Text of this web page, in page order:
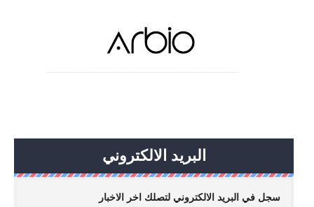
البريد الالكتروني
سجل في البريد الالكتروني لتصلك اخر الاخبار